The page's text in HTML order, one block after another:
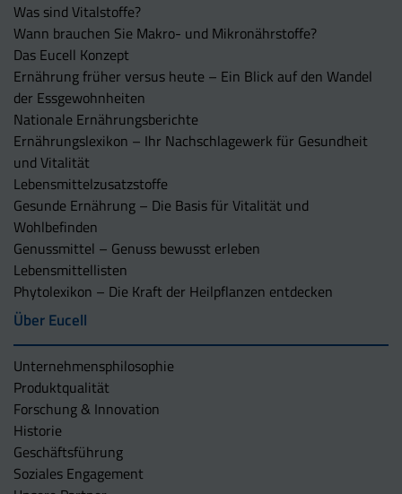
Was sind Vitalstoffe?
Wann brauchen Sie Makro- und Mikronährstoffe?
Das Eucell Konzept
Ernährung früher versus heute – Ein Blick auf den Wandel
der Essgewohnheiten
Nationale Ernährungsberichte
Ernährungslexikon – Ihr Nachschlagewerk für Gesundheit
und Vitalität
Lebensmittelzusatzstoffe
Gesunde Ernährung – Die Basis für Vitalität und
Wohlbefinden
Genussmittel – Genuss bewusst erleben
Lebensmittellisten
Phytolexikon – Die Kraft der Heilpflanzen entdecken
Über Eucell
Unternehmens­philosophie
Produktqualität
Forschung & Innovation
Historie
Geschäftsführung
Soziales Engagement